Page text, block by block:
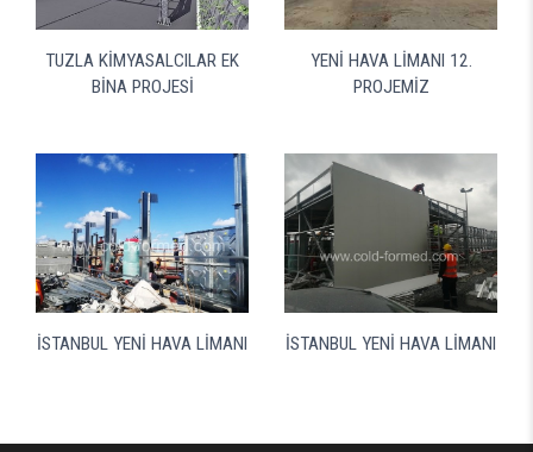
TUZLA KİMYASALCILAR EK
BİNA PROJESİ
YENİ HAVA LİMANI 12.
PROJEMİZ
İSTANBUL YENİ HAVA LİMANI İSTANBUL YENİ HAVA LİMANI